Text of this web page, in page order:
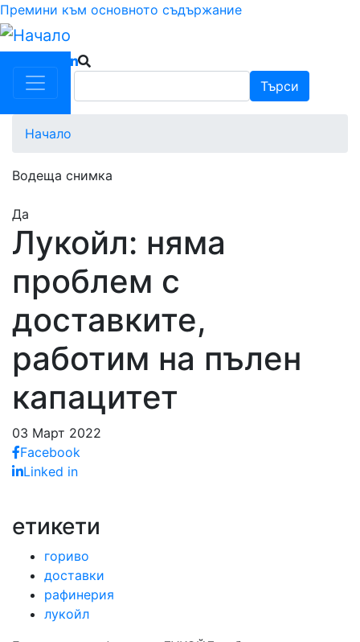
Премини към основното съдържание
Търси
Начало
Водеща снимка
Да
Лукойл: няма
проблем с
доставките,
работим на пълен
капацитет
03 Март 2022
Facebook
Linked in
етикети
гориво
доставки
рафинерия
лукойл